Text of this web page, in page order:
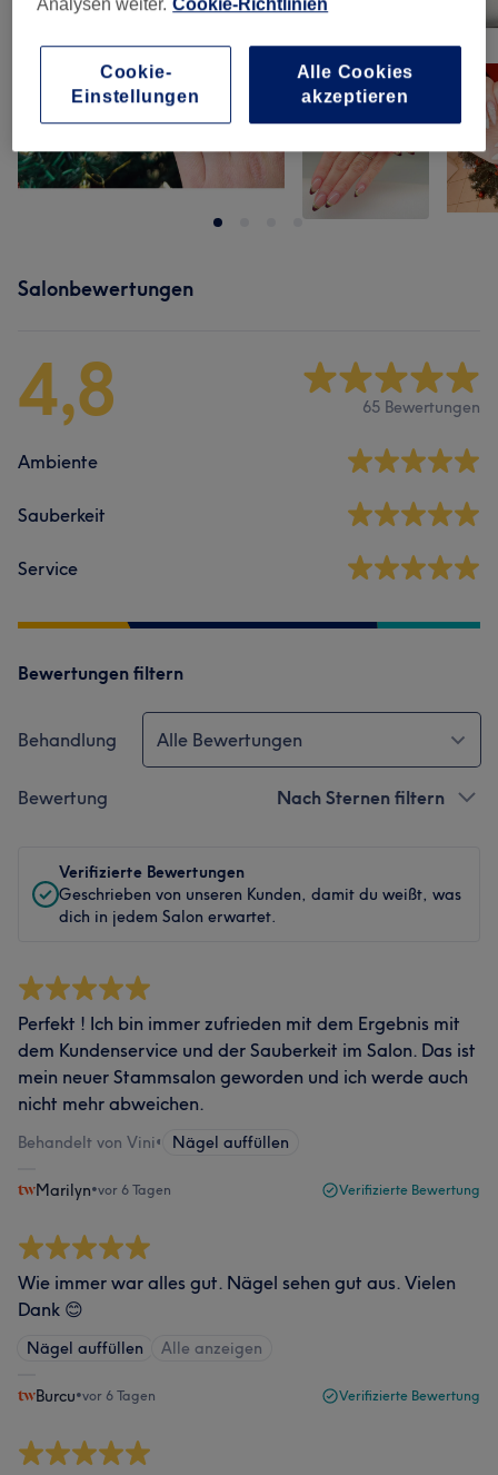
Salonbewertungen
4,8 65 Bewertungen
Ambiente
Sauberkeit
Service
Bewertungen filtern
Behandlung Alle Bewertungen
Bewertung Nach Sternen filtern
Verifizierte Bewertungen
Geschrieben von unseren Kunden, damit du weißt, was
dich in jedem Salon erwartet.
Perfekt ! Ich bin immer zufrieden mit dem Ergebnis mit
dem Kundenservice und der Sauberkeit im Salon. Das ist
mein neuer Stammsalon geworden und ich werde auch
nicht mehr abweichen.
Behandelt von Vini• Nägel auffüllen
Marilyn•vor 6 Tagen Verifizierte Bewertung
Wie immer war alles gut. Nägel sehen gut aus. Vielen
Dank 😊
Nägel auffüllen Alle anzeigen
Burcu•vor 6 Tagen Verifizierte Bewertung
Analysen weiter. Cookie-Richtlinien
Cookie-
Einstellungen
Alle Cookies
akzeptieren